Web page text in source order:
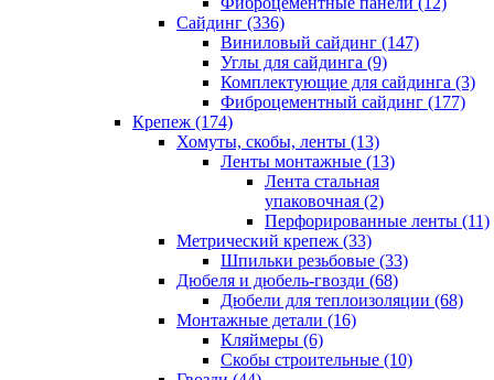
Сайдинг (336)
Виниловый сайдинг (147)
Углы для сайдинга (9)
Комплектующие для сайдинга (3)
Фиброцементный сайдинг (177)
Крепеж (174)
Хомуты, скобы, ленты (13)
Ленты монтажные (13)
Лента стальная
упаковочная (2)
Перфорированные ленты (11)
Метрический крепеж (33)
Шпильки резьбовые (33)
Дюбеля и дюбель-гвозди (68)
Дюбели для теплоизоляции (68)
Монтажные детали (16)
Кляймеры (6)
Скобы строительные (10)